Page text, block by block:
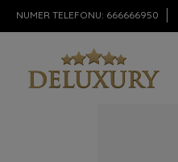
NUMER TELEFONU: 666666950